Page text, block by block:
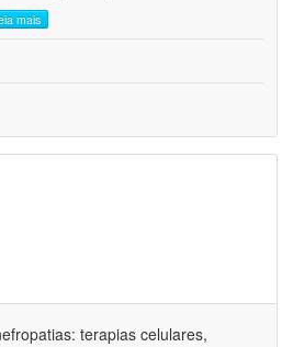
mais
terapias celulares,